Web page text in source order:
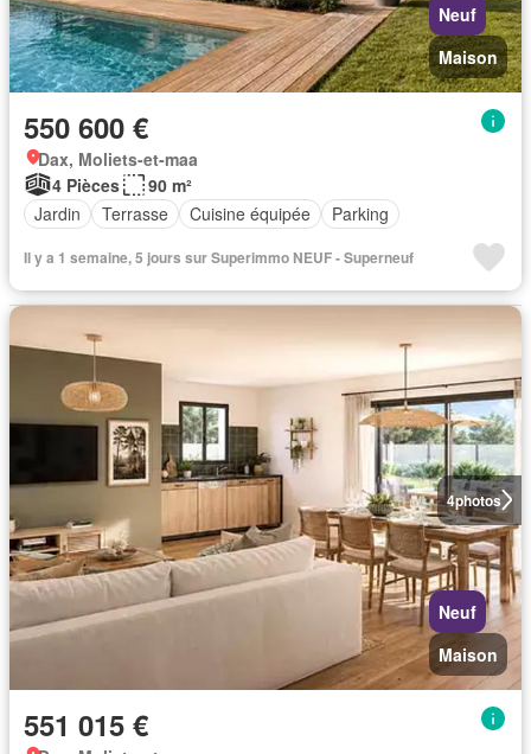
Neuf
Maison
550 600 €
Dax, Moliets-et-maa
4 Pièces
90 m²
Jardin
Terrasse Cuisine équipée Parking
Il y a 1 semaine, 5 jours sur Superimmo NEUF - Superneuf
4photos
Neuf
Maison
551 015 €